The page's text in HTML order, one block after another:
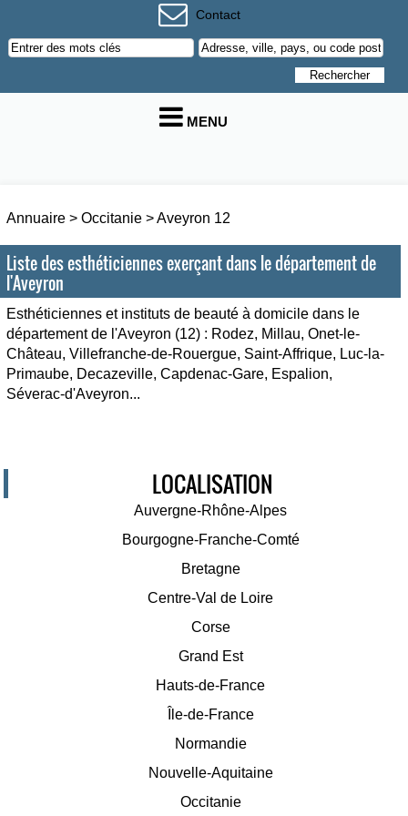
Contact
MENU
Annuaire > Occitanie >Aveyron 12
Liste des esthéticiennes exerçant dans le département de
l'Aveyron
Esthéticiennes et instituts de beauté à domicile dans le
département de l'Aveyron (12) : Rodez, Millau, Onet-le-
Château, Villefranche-de-Rouergue, Saint-Affrique, Luc-la-
Primaube, Decazeville, Capdenac-Gare, Espalion,
Séverac-d'Aveyron...
LOCALISATION
Auvergne-Rhône-Alpes
Bourgogne-Franche-Comté
Bretagne
Centre-Val de Loire
Corse
Grand Est
Hauts-de-France
Île-de-France
Normandie
Nouvelle-Aquitaine
Occitanie